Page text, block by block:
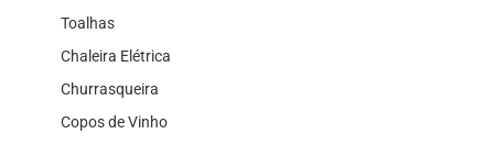
Toalhas
Chaleira Elétrica
Churrasqueira
Copos de Vinho